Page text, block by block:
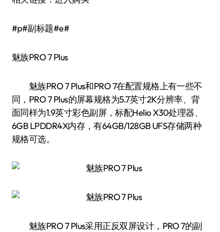
#p#副标题#e#
魅族PRO 7 Plus
魅族PRO 7 Plus和PRO 7在配置规格上有一些不
同，PRO 7 Plus的屏幕规格为5.7英寸2K分辨率、背
面同样为1.9英寸彩色副屏，标配Helio X30处理器、
6GB LPDDR4X内存，有64GB/128GB UFS存储两种
规格可选。
魅族PRO 7 Plus采用正反双屏设计，PRO 7的副